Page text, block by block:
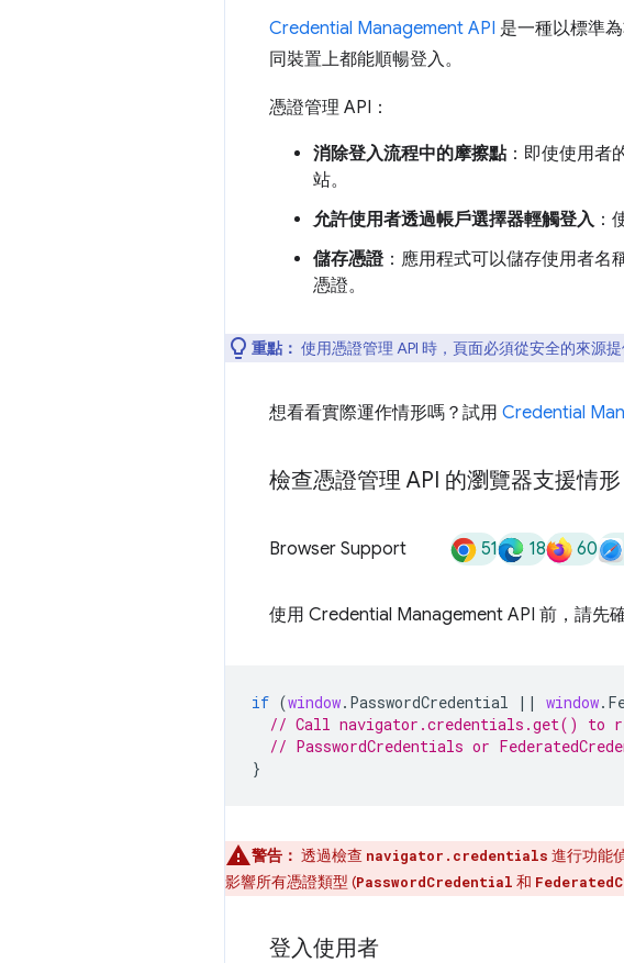
Credential Management API 是一種以標準
同裝置上都能順暢登入。
憑證管理 API：
消除登入流程中的摩擦點：即使使用者
站。
允許使用者透過帳戶選擇器輕觸登入：
儲存憑證：應用程式可以儲存使用者名
憑證。
重點： 使用憑證管理 API 時，頁面必須從安全的來源提
想看看實際運作情形嗎？試用 Credential
檢查憑證管理 API 的瀏覽器支援情形
Browser Support 51 18 60
使用 Credential Management API 前，請先
if (window. PasswordCredential || window.
// Call navigator.credentials.get() to
// PasswordCredentials or
}
警告： 透過檢查 navigator.credentials 進行功能
影響所有憑證類型 (PasswordCredential 和
登入使用者